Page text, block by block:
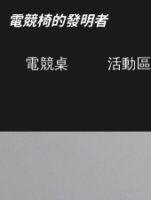
電競椅的發明者
電競桌 活動區